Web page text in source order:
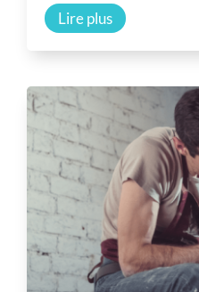
Communauté
Autres ressources
Lire plus